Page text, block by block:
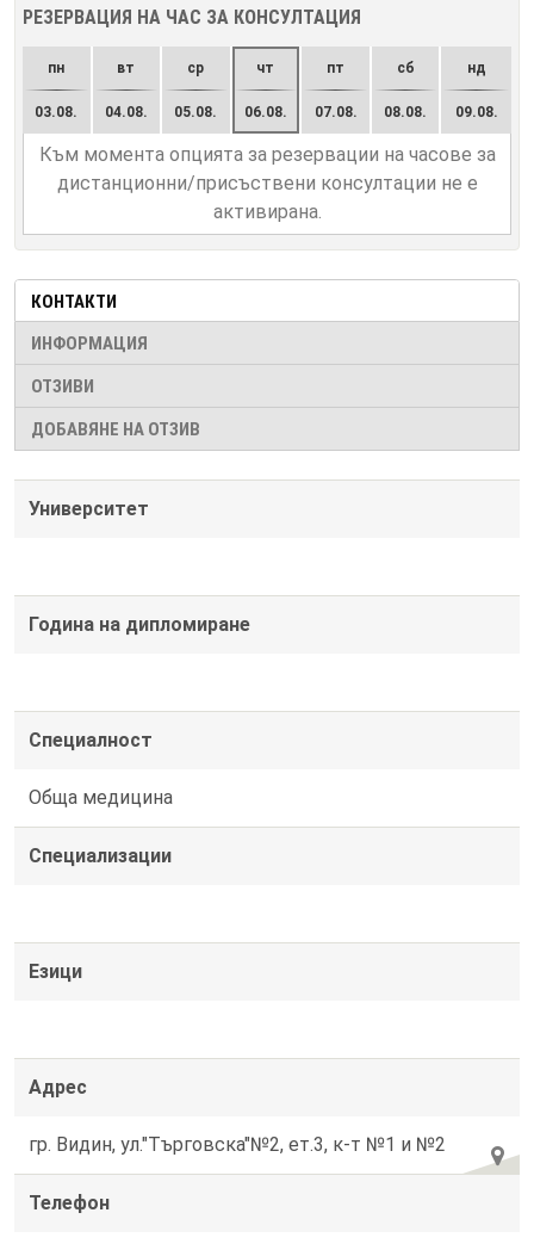
РЕЗЕРВАЦИЯ НА ЧАС ЗА КОНСУЛТАЦИЯ
пн
03.08.
вт
04.08.
ср
05.08.
чт
06.08.
пт
07.08.
сб
08.08.
нд
09.08.
Към момента опцията за резервации на часове за
дистанционни/присъствени консултации не е
активирана.
КОНТАКТИ
ИНФОРМАЦИЯ
ОТЗИВИ
ДОБАВЯНЕ НА ОТЗИВ
Университет
Година на дипломиране
Специалност
Обща медицина
Специализации
Езици
Адрес
гр. Видин, ул."Търговска"№2, ет.3, к-т №1 и №2
Телефон